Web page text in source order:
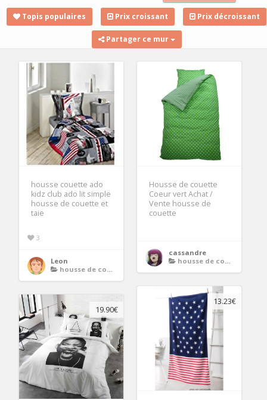
Topis populaires Prix croissant Prix décroissant
Partager ce mur
housse couette ado
kidz club ado lit simple
housse de couette et
taie
3
Leon
housse de couette ado
Housse de couette
Coeur vert Achat /
Vente housse de
couette
cassandre
housse de couette ado
13.23€
19.90€